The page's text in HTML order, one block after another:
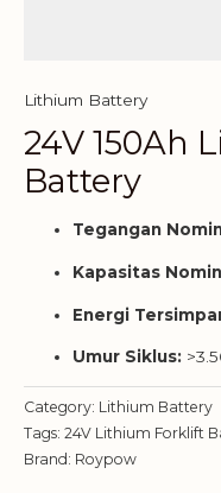
Lithium Battery
24V 150Ah
Battery
Tegangan
Kapasitas
Energi
Umur Siklus:
Category: Lithium Battery
Tags: 24V Lithium Forklift
Brand: Roypow